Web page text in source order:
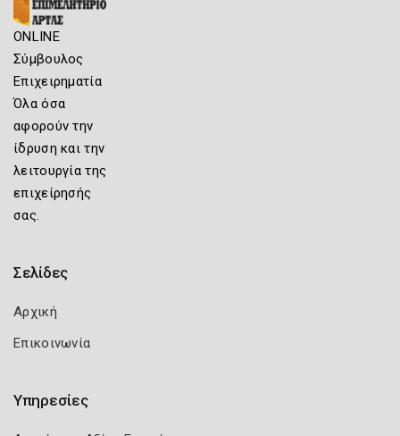
ONLINE
Σύμβουλος
Επιχειρηματία
Όλα όσα
αφορούν την
ίδρυση και την
λειτουργία της
επιχείρησής
σας.
Σελίδες
Αρχική
Επικοινωνία
Υπηρεσίες